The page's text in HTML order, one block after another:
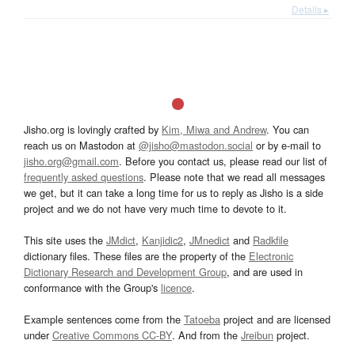
Details ▸
Jisho.org is lovingly crafted by Kim, Miwa and Andrew. You can
reach us on Mastodon at @jisho@mastodon.social or by e-mail to
jisho.org@gmail.com. Before you contact us, please read our list of
frequently asked questions. Please note that we read all messages
we get, but it can take a long time for us to reply as Jisho is a side
project and we do not have very much time to devote to it.
This site uses the JMdict, Kanjidic2, JMnedict and Radkfile
dictionary files. These files are the property of the Electronic
Dictionary Research and Development Group, and are used in
conformance with the Group's licence.
Example sentences come from the Tatoeba project and are licensed
underCreative Commons CC-BY. And from the Jreibun project.